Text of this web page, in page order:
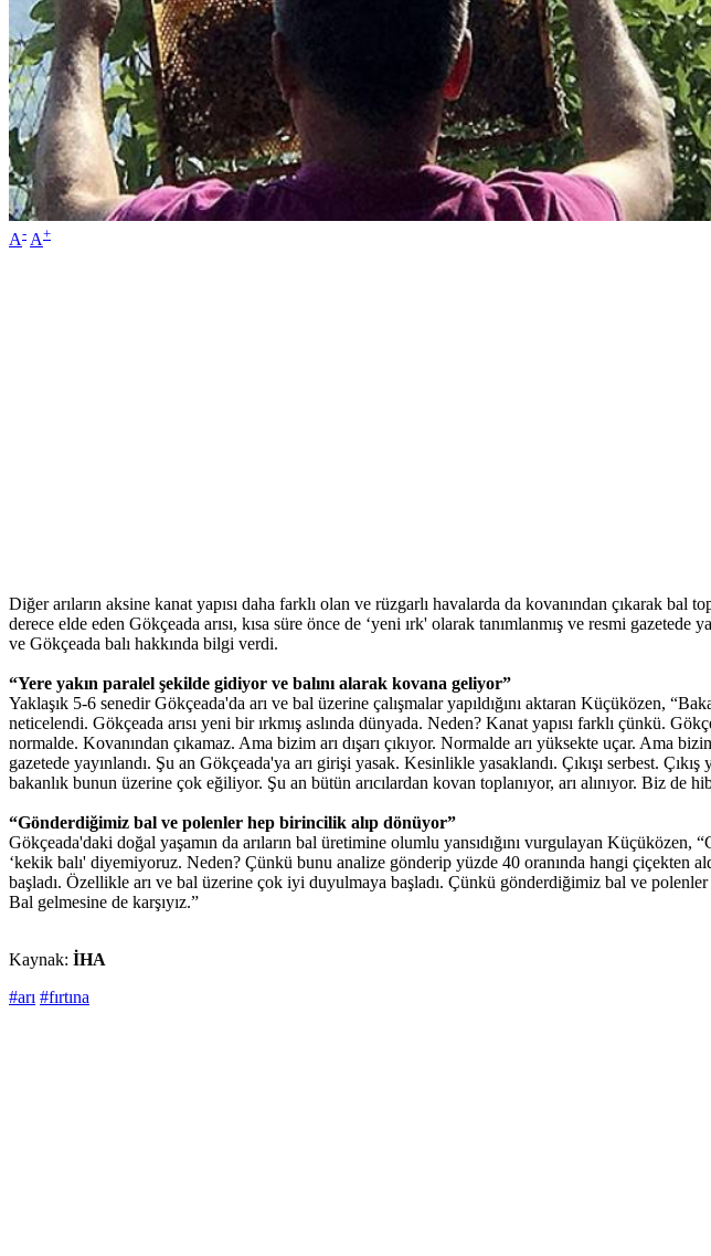
A- A+
Diğer arıların aksine kanat yapısı daha farklı olan ve rüzgarlı havalarda da kovanından çıkarak bal
derece elde eden Gökçeada arısı, kısa süre önce de ‘yeni ırk' olarak tanımlanmış ve resmi
ve Gökçeada balı hakkında bilgi verdi.
“Yere yakın paralel şekilde gidiyor ve balını alarak kovana geliyor”
Yaklaşık 5-6 senedir Gökçeada'da arı ve bal üzerine çalışmalar yapıldığını aktaran Küçüközen,
neticelendi. Gökçeada arısı yeni bir ırkmış aslında dünyada. Neden? Kanat yapısı farklı çünkü.
normalde. Kovanından çıkamaz. Ama bizim arı dışarı çıkıyor. Normalde arı yüksekte uçar. Ama
gazetede yayınlandı. Şu an Gökçeada'ya arı girişi yasak. Kesinlikle yasaklandı. Çıkışı serbest.
bakanlık bunun üzerine çok eğiliyor. Şu an bütün arıcılardan kovan toplanıyor, arı alınıyor. Biz de
“Gönderdiğimiz bal ve polenler hep birincilik alıp dönüyor”
Gökçeada'daki doğal yaşamın da arıların bal üretimine olumlu yansıdığını vurgulayan
‘kekik balı' diyemiyoruz. Neden? Çünkü bunu analize gönderip yüzde 40 oranında hangi çiçekten
başladı. Özellikle arı ve bal üzerine çok iyi duyulmaya başladı. Çünkü gönderdiğimiz bal ve
Bal gelmesine de karşıyız.”
Kaynak: İHA
#arı #fırtına